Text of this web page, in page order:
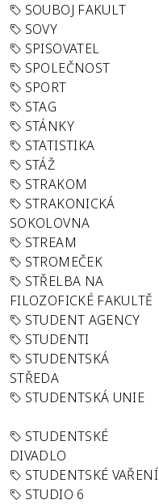
SOUBOJ FAKULT
SOVY
SPISOVATEL
SPOLEČNOST
SPORT
STAG
STÁNKY
STATISTIKA
STÁŽ
STRAKOM
STRAKONICKÁ
SOKOLOVNA
STREAM
STROMEČEK
STŘELBA NA
FILOZOFICKÉ FAKULTĚ
STUDENT AGENCY
STUDENTI
STUDENTSKÁ
STŘEDA
STUDENTSKÁ UNIE
STUDENTSKÉ
DIVADLO
STUDENTSKÉ VAŘENÍ
STUDIO 6